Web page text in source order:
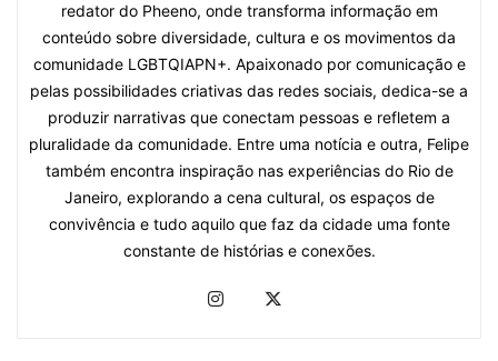
redator do Pheeno, onde transforma informação em
conteúdo sobre diversidade, cultura e os movimentos da
comunidade LGBTQIAPN+. Apaixonado por comunicação e
pelas possibilidades criativas das redes sociais, dedica-se a
produzir narrativas que conectam pessoas e refletem a
pluralidade da comunidade. Entre uma notícia e outra, Felipe
também encontra inspiração nas experiências do Rio de
Janeiro, explorando a cena cultural, os espaços de
convivência e tudo aquilo que faz da cidade uma fonte
constante de histórias e conexões.